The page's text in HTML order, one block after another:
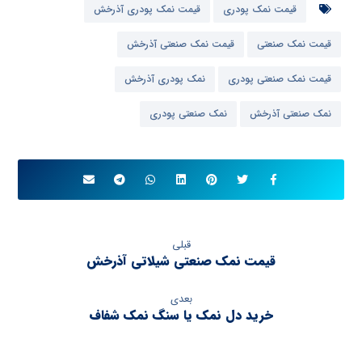
قیمت نمک پودری قیمت نمک پودری آذرخش
قیمت نمک صنعتی قیمت نمک صنعتی آذرخش
قیمت نمک صنعتی پودری نمک پودری آذرخش
نمک صنعتی آذرخش نمک صنعتی پودری
قبلی
قیمت نمک صنعتی شیلاتی آذرخش
بعدی
خرید دل نمک یا سنگ نمک شفاف